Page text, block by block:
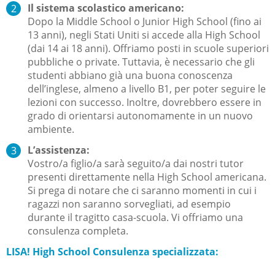
Il sistema scolastico americano:
Dopo la Middle School o Junior High School (fino ai
13 anni), negli Stati Uniti si accede alla High School
(dai 14 ai 18 anni). Offriamo posti in scuole superiori
pubbliche o private. Tuttavia, è necessario che gli
studenti abbiano già una buona conoscenza
dell’inglese, almeno a livello B1, per poter seguire le
lezioni con successo. Inoltre, dovrebbero essere in
grado di orientarsi autonomamente in un nuovo
ambiente.
L’assistenza:
Vostro/a figlio/a sarà seguito/a dai nostri tutor
presenti direttamente nella High School americana.
Si prega di notare che ci saranno momenti in cui i
ragazzi non saranno sorvegliati, ad esempio
durante il tragitto casa-scuola. Vi offriamo una
consulenza completa.
LISA! High School Consulenza specializzata: